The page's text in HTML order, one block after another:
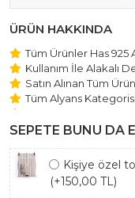
ÜRÜN HAKKINDA
Tüm Ürünler Has 925
Kullanım İle Alakalı
Satın Alınan Tüm
Tüm Alyans
Beştaş Tektaş Kolye
ile Hareket
SEPETE BUNU DA
Kişiye özel
(+150,00 TL)